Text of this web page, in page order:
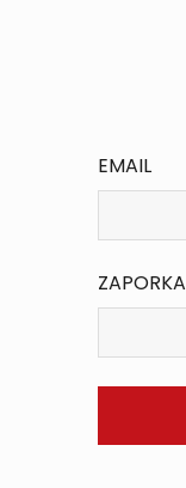
EMAIL
ZAPORKA